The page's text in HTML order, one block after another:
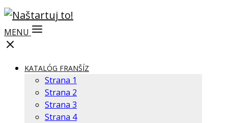
MENU
KATALÓG FRANŠÍZ
Strana 1
Strana 2
Strana 3
Strana 4